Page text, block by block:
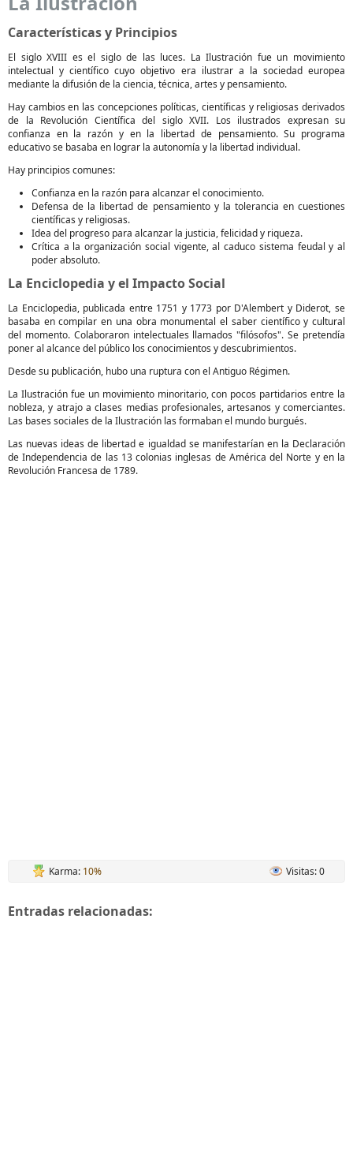
Características y Principios
El siglo XVIII es el siglo de las luces. La Ilustración fue un movimiento
intelectual y científico cuyo objetivo era ilustrar a la sociedad europea
mediante la difusión de la ciencia, técnica, artes y pensamiento.
Hay cambios en las concepciones políticas, científicas y religiosas derivados
de la Revolución Científica del siglo XVII. Los ilustrados expresan su
confianza en la razón y en la libertad de pensamiento. Su programa
educativo se basaba en lograr la autonomía y la libertad individual.
Hay principios comunes:
Confianza en la razón para alcanzar el conocimiento.
Defensa de la libertad de pensamiento y la tolerancia en cuestiones
científicas y religiosas.
Idea del progreso para alcanzar la justicia, felicidad y riqueza.
Crítica a la organización social vigente, al caduco sistema feudal y al
poder absoluto.
La Enciclopedia y el Impacto Social
La Enciclopedia, publicada entre 1751 y 1773 por D'Alembert y Diderot, se
basaba en compilar en una obra monumental el saber científico y cultural
del momento. Colaboraron intelectuales llamados "filósofos". Se pretendía
poner al alcance del público los conocimientos y descubrimientos.
Desde su publicación, hubo una ruptura con el Antiguo Régimen.
La Ilustración fue un movimiento minoritario, con pocos partidarios entre la
nobleza, y atrajo a clases medias profesionales, artesanos y comerciantes.
Las bases sociales de la Ilustración las formaban el mundo burgués.
Las nuevas ideas de libertad e igualdad se manifestarían en la Declaración
de Independencia de las 13 colonias inglesas de América del Norte y en la
Revolución Francesa de 1789.
Karma: 10% Visitas: 0
Entradas relacionadas: